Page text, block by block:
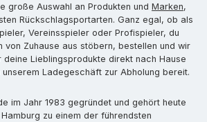
große Auswahl an Produkten und Marken,
Rückschlagsportarten. Ganz egal, ob als
Vereinsspieler oder Profispieler, du
von Zuhause aus stöbern, bestellen und wir
Lieblingsprodukte direkt nach Hause
Ladegeschäft zur Abholung bereit.
im Jahr 1983 gegründet und gehört heute
zu einem der führendsten